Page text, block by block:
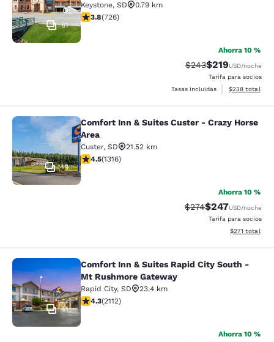
61
Keystone, SD
0.79 km
Calificación de 3.75 estrellas. Bueno. 726 reseñas
3.8(726)
Ahorra 10 %
Tarifa tachada:
$243Tarifa reducida:
$219USD/noche
Tarifa para socios
Tasas incluidas
Ver detalles
$238 total
Comfort Inn & Suites Custer -
49
Comfort Inn & Suites Custer - Crazy Horse
Area
Custer, SD
21.52 km
Calificación de 4.49 estrellas. Excelente. 1316 reseñas
4.5(1316)
Ahorra 10 %
Tarifa tachada:
$274Tarifa reducida:
$247USD/noche
Tarifa para socios
Ver detalles
$271 total
Comfort Inn & Suites Rapid City
41
Comfort Inn & Suites Rapid City South -
Mt Rushmore Gateway
Rapid City, SD
23.4 km
Calificación de 4.34 estrellas. Excelente. 2112 reseñas
4.3(2112)
Ahorra 10 %